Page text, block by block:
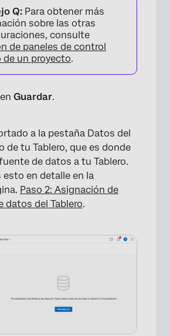
Q: Para obtener más
sobre las otras
consulte
de paneles de control
de un proyecto.
Guardar.
a la pestaña Datos del
de tu Tablero, que es donde
de datos a tu Tablero.
esto en detalle en la
Paso 2: Asignación de
datos del Tablero.